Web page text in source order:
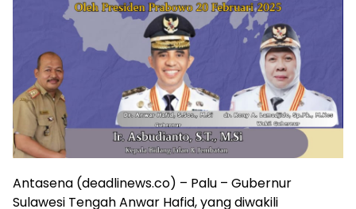
Antasena (deadlinews.co) – Palu – Gubernur
Sulawesi Tengah Anwar Hafid, yang diwakili